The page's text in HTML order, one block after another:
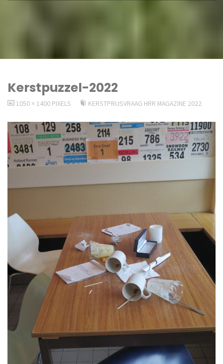
Kerstpuzzel-2022
VOLLEDIGE
1050 × 1400 PIXELS KERSTPRIJSVRAAG HRR MAGAZINE 2022